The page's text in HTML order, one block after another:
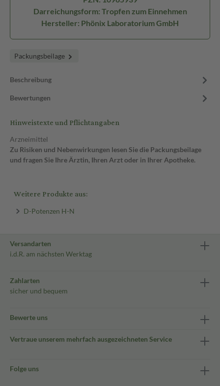
Darreichungsform: Tropfen zum Einnehmen
Hersteller: Phönix Laboratorium GmbH
Packungsbeilage
Beschreibung
Bewertungen
Hinweistexte und Pflichtangaben
Arzneimittel
Zu Risiken und Nebenwirkungen lesen Sie die Packungsbeilage
und fragen Sie Ihre Ärztin, Ihren Arzt oder in Ihrer Apotheke.
Weitere Produkte aus:
D-Potenzen H-N
Versandarten
i.d.R. am nächsten Werktag
Zahlarten
sicher und bequem
Bewerte uns
Vertraue unserem mehrfach ausgezeichneten Service
Folge uns